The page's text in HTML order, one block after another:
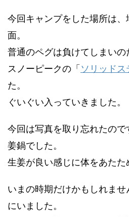
今回キャンプをした場所は
面。
普通のペグは負けてしまい
スノーピークの「 ソリッドス
た。
ぐいぐい入っていきました。
今回は写真を取り忘れたの
姜鍋でした。
生姜が良い感じに体をあたた
いまの時期だけかもしれま
にいました。